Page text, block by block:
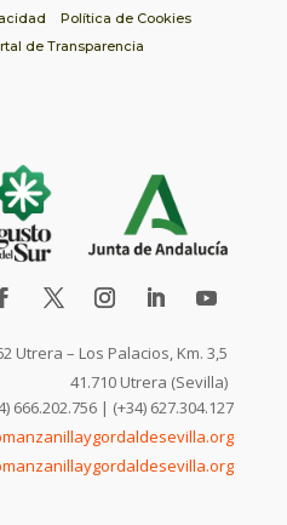
Política de Cookies
de Transparencia
Utrera – Los Palacios, Km. 3,5
41.710 Utrera (Sevilla)
666.202.756 | (+34) 627.304.127